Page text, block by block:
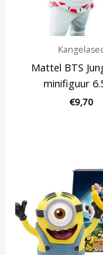
Mattel BTS
minifiguur
€9,70